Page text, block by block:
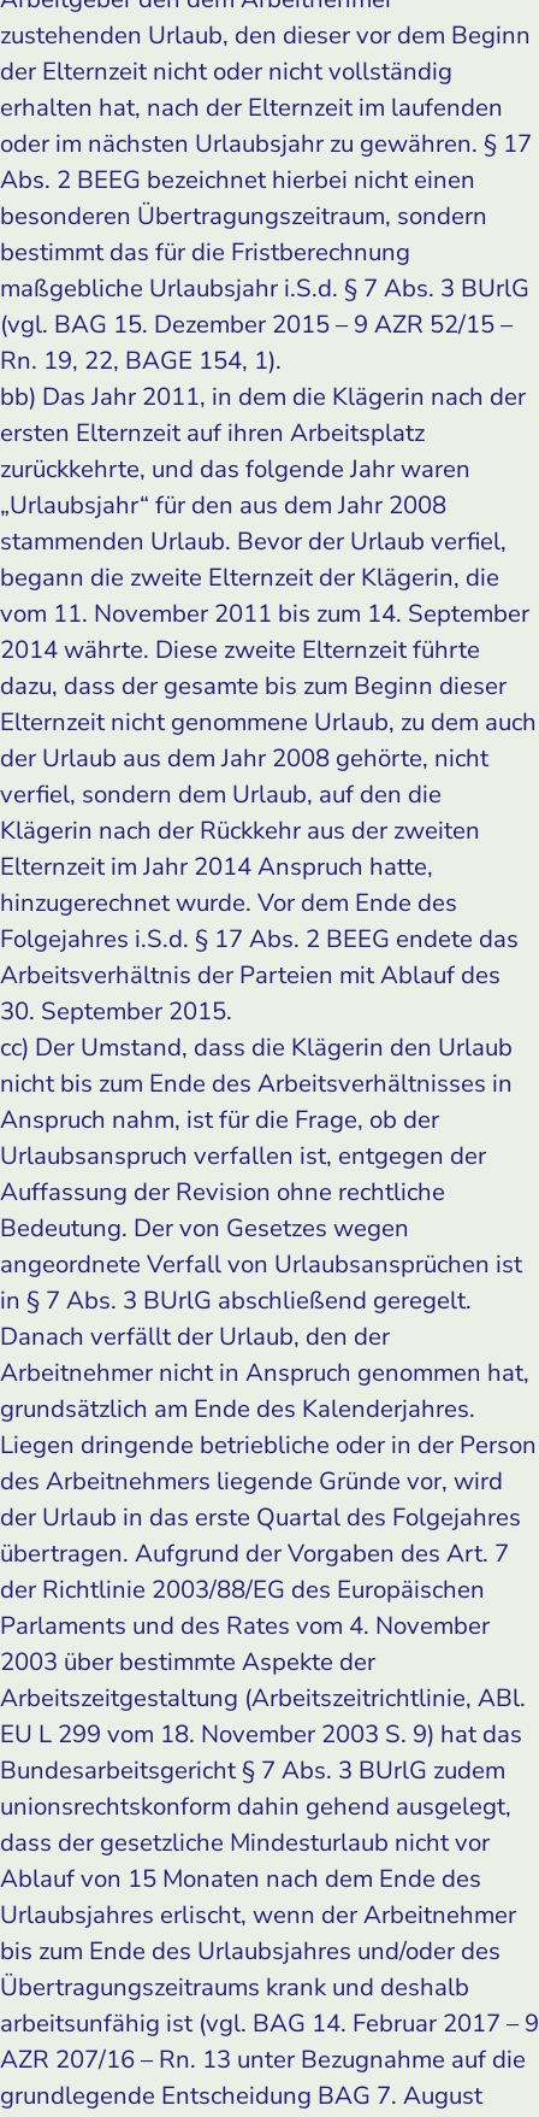
zustehenden Urlaub, den dieser vor dem Beginn
der Elternzeit nicht oder nicht vollständig
erhalten hat, nach der Elternzeit im laufenden
oder im nächsten Urlaubsjahr zu gewähren. § 17
Abs. 2 BEEG bezeichnet hierbei nicht einen
besonderen Übertragungszeitraum, sondern
bestimmt das für die Fristberechnung
maßgebliche Urlaubsjahr i.S.d. § 7 Abs. 3 BUrlG
(vgl. BAG 15. Dezember 2015 – 9 AZR 52/15 –
Rn. 19, 22, BAGE 154, 1).
bb) Das Jahr 2011, in dem die Klägerin nach der
ersten Elternzeit auf ihren Arbeitsplatz
zurückkehrte, und das folgende Jahr waren
„Urlaubsjahr“ für den aus dem Jahr 2008
stammenden Urlaub. Bevor der Urlaub verfiel,
begann die zweite Elternzeit der Klägerin, die
vom 11. November 2011 bis zum 14. September
2014 währte. Diese zweite Elternzeit führte
dazu, dass der gesamte bis zum Beginn dieser
Elternzeit nicht genommene Urlaub, zu dem auch
der Urlaub aus dem Jahr 2008 gehörte, nicht
verfiel, sondern dem Urlaub, auf den die
Klägerin nach der Rückkehr aus der zweiten
Elternzeit im Jahr 2014 Anspruch hatte,
hinzugerechnet wurde. Vor dem Ende des
Folgejahres i.S.d. § 17 Abs. 2 BEEG endete das
Arbeitsverhältnis der Parteien mit Ablauf des
30. September 2015.
cc) Der Umstand, dass die Klägerin den Urlaub
nicht bis zum Ende des Arbeitsverhältnisses in
Anspruch nahm, ist für die Frage, ob der
Urlaubsanspruch verfallen ist, entgegen der
Auffassung der Revision ohne rechtliche
Bedeutung. Der von Gesetzes wegen
angeordnete Verfall von Urlaubsansprüchen ist
in § 7 Abs. 3 BUrlG abschließend geregelt.
Danach verfällt der Urlaub, den der
Arbeitnehmer nicht in Anspruch genommen hat,
grundsätzlich am Ende des Kalenderjahres.
Liegen dringende betriebliche oder in der Person
des Arbeitnehmers liegende Gründe vor, wird
der Urlaub in das erste Quartal des Folgejahres
übertragen. Aufgrund der Vorgaben des Art. 7
der Richtlinie 2003/88/EG des Europäischen
Parlaments und des Rates vom 4. November
2003 über bestimmte Aspekte der
Arbeitszeitgestaltung (Arbeitszeitrichtlinie, ABl.
EU L 299 vom 18. November 2003 S. 9) hat das
Bundesarbeitsgericht § 7 Abs. 3 BUrlG zudem
unionsrechtskonform dahin gehend ausgelegt,
dass der gesetzliche Mindesturlaub nicht vor
Ablauf von 15 Monaten nach dem Ende des
Urlaubsjahres erlischt, wenn der Arbeitnehmer
bis zum Ende des Urlaubsjahres und/oder des
Übertragungszeitraums krank und deshalb
arbeitsunfähig ist (vgl. BAG 14. Februar 2017 – 9
AZR 207/16 – Rn. 13 unter Bezugnahme auf die
grundlegende Entscheidung BAG 7. August